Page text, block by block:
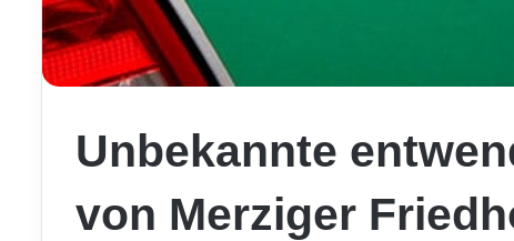
Unbekannte
von Merziger